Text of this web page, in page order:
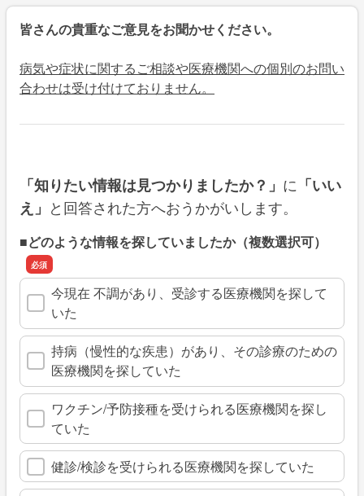
皆さんの貴重なご意見をお聞かせください。
病気や症状に関するご相談や医療機関への個別のお問い
合わせは受け付けておりません。
「知りたい情報は見つかりましたか？」 に 「いい
え」 と回答された方へおうかがいします。
■どのような情報を探していましたか（複数選択可）
今現在 不調があり、受診する医療機関を探して
いた
持病（慢性的な疾患）があり、その診療のための
医療機関を探していた
ワクチン/予防接種を受けられる医療機関を探し
ていた
健診/検診を受けられる医療機関を探していた